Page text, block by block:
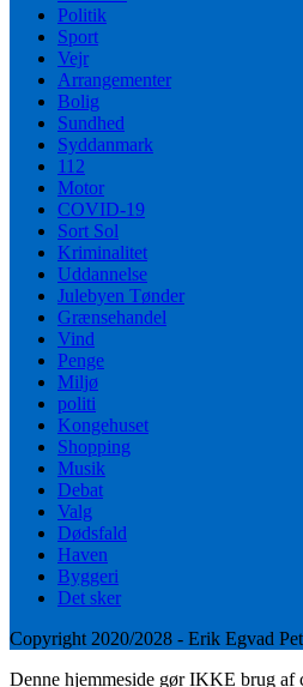
Politik
Sport
Vejr
Arrangementer
Bolig
Sundhed
Syddanmark
112
Motor
COVID-19
Sort Sol
Kriminalitet
Uddannelse
Julebyen Tønder
Grænsehandel
Vind
Penge
Miljø
politi
Kongehuset
Shopping
Musik
Debat
Valg
Dødsfald
Haven
Byggeri
Det sker
Copyright 2020/2028 - Erik Egvad
Denne hjemmeside gør IKKE brug af